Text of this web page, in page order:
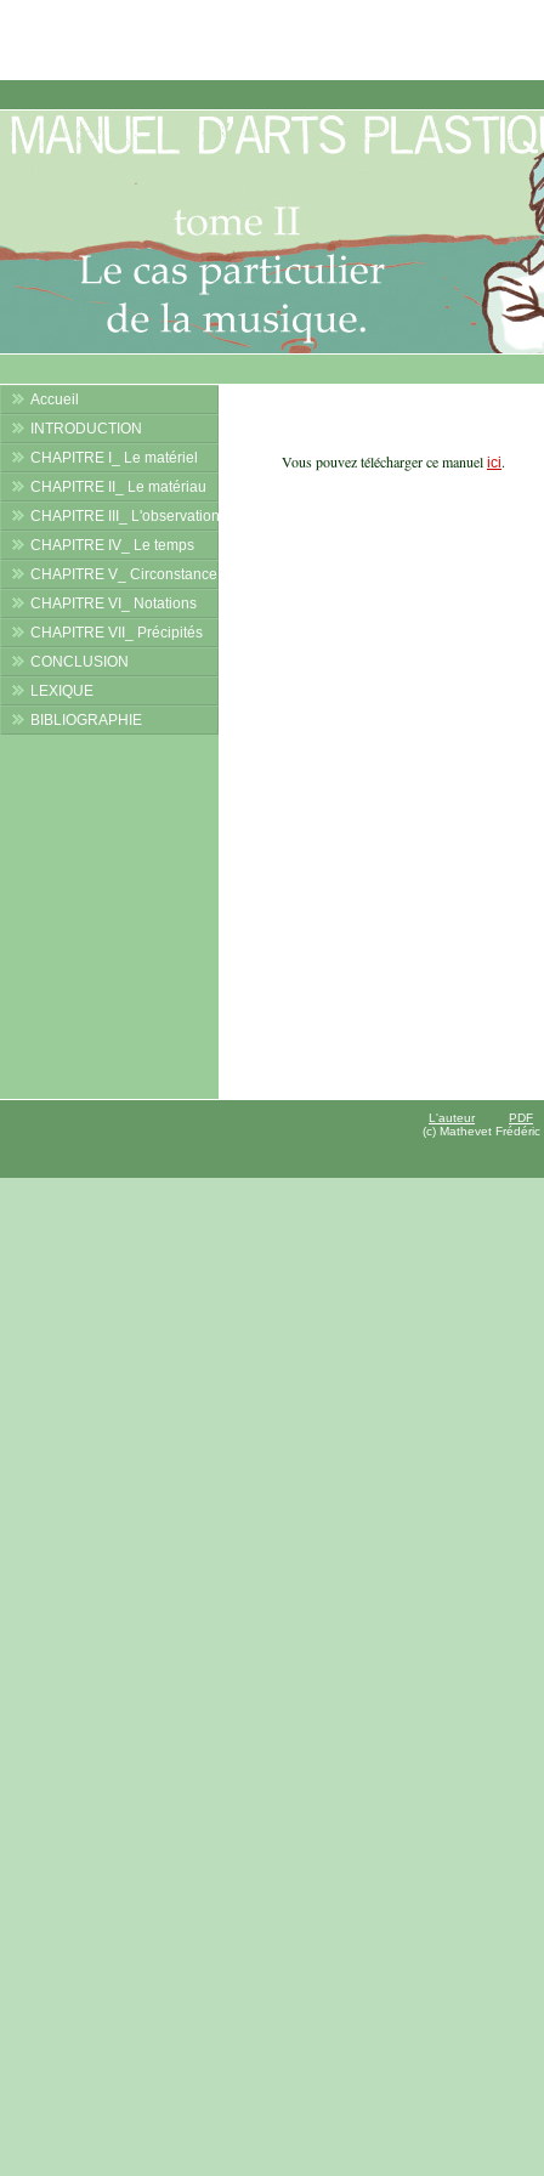
Accueil
INTRODUCTION
CHAPITRE I_ Le matériel
CHAPITRE II_ Le matériau
CHAPITRE III_ L'observation
CHAPITRE IV_ Le temps
CHAPITRE V_ Circonstance
CHAPITRE VI_ Notations
CHAPITRE VII_ Précipités
CONCLUSION
LEXIQUE
BIBLIOGRAPHIE
Vous pouvez télécharger ce manuel ici.
L'auteur
PDF
(c) Mathevet Frédéric